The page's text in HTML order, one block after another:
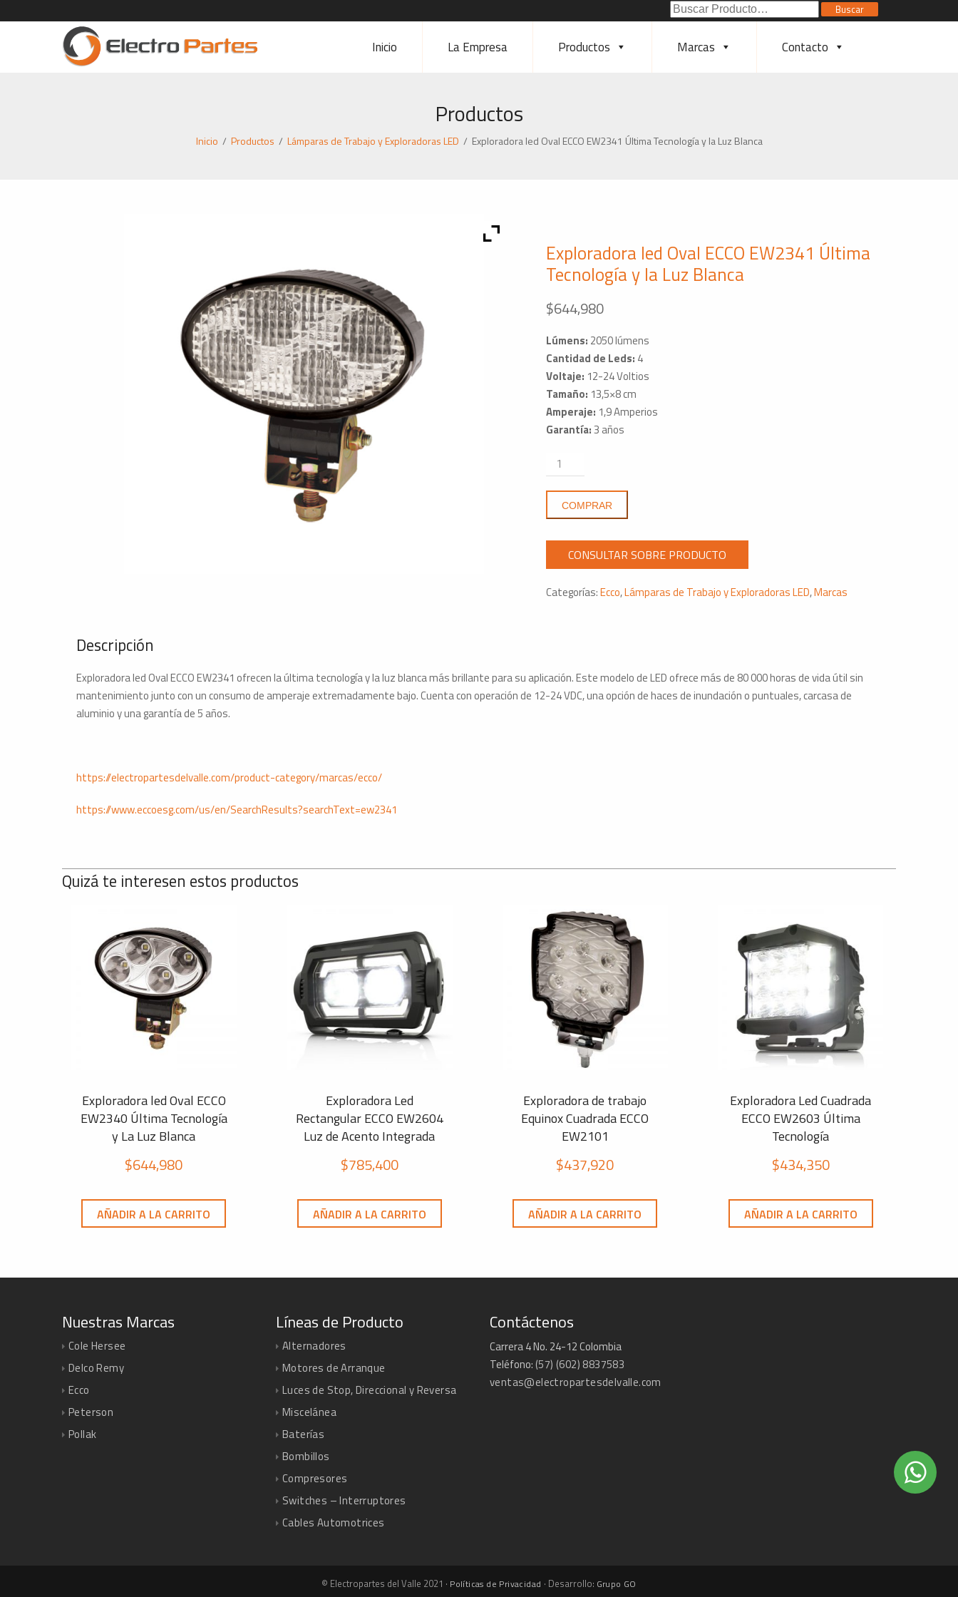
Buscar
Poducto:
Buscar
Inicio La Empresa Productos Marcas Contacto
Productos
Inicio / Productos / Lámparas de Trabajo y Exploradoras LED / Exploradora led Oval ECCO EW2341 Última Tecnología y la Luz Blanca
Exploradora led Oval ECCO EW2341 Última
Tecnología y la Luz Blanca
$644,980
Lúmens: 2050 lúmens
Cantidad de Leds: 4
Voltaje: 12-24 Voltios
Tamaño: 13,5×8 cm
Amperaje: 1,9 Amperios
Garantía:3 años
Exploradora
led
Oval
ECCO
Última
Tecnología
y
COMPRAR
Categorías:Ecco,Lámparas de Trabajo y Exploradoras LED,Marcas
Descripción
Exploradora led Oval ECCO EW2341 ofrecen la última tecnología y la luz blanca más brillante para su aplicación. Este modelo de LED ofrece más de 80 000 horas de vida útil sin
mantenimiento junto con un consumo de amperaje extremadamente bajo. Cuenta con operación de 12-24 VDC, una opción de haces de inundación o puntuales, carcasa de
aluminio y una garantía de 5 años.
https://electropartesdelvalle.com/product-category/marcas/ecco/
https://www.eccoesg.com/us/en/SearchResults?searchText=ew2341
Quizá te interesen estos productos
Exploradora led Oval ECCO
EW2340 Última Tecnología
y La Luz Blanca
$644,980
AÑADIR A LA CARRITO
Exploradora Led
Rectangular ECCO EW2604
Luz de Acento Integrada
$785,400
AÑADIR A LA CARRITO
Exploradora de trabajo
Equinox Cuadrada ECCO
EW2101
$437,920
AÑADIR A LA CARRITO
Exploradora Led Cuadrada
ECCO EW2603 Última
Tecnología
$434,350
AÑADIR A LA CARRITO
Nuestras Marcas
Cole Hersee
Delco Remy
Ecco
Peterson
Pollak
Líneas de Producto
Alternadores
Motores de Arranque
Luces de Stop, Direccional y Reversa
Miscelánea
Baterías
Bombillos
Compresores
Switches – Interruptores
Cables Automotrices
Contáctenos
Carrera 4 No. 24-12 Colombia
Teléfono:(57) (602) 8837583
ventas@electropartesdelvalle.com
© Electropartes del Valle 2021 · Políticas de Privacidad · Desarrollo: Grupo GO